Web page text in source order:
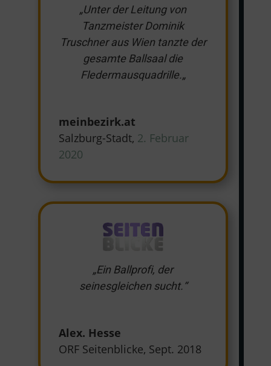
„Unter der Leitung von
Tanzmeister Dominik
Truschner aus Wien tanzte der
gesamte Ballsaal die
Fledermausquadrille.„
meinbezirk.at
Salzburg-Stadt, 2. Februar
2020
„Ein Ballprofi, der
seinesgleichen sucht.“
Alex. Hesse
ORF Seitenblicke, Sept. 2018